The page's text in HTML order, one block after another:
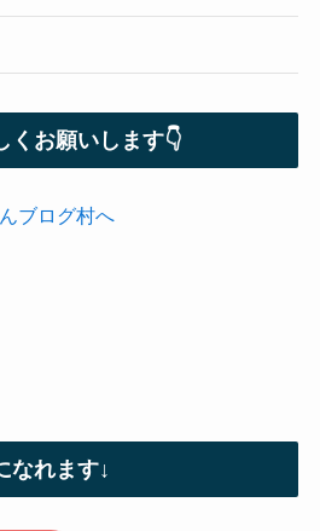
くお願いします👇
なれます↓